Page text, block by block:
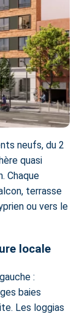
neufs, du 2
quasi
Chaque
terrasse
ou vers le
locale
:
baies
Les loggias